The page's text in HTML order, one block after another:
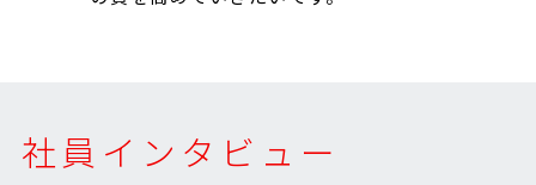
社員インタビュー